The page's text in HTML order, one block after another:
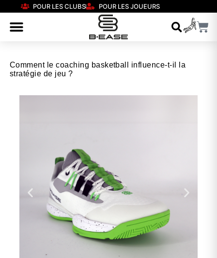
POUR LES CLUBS POUR LES JOUEURS
Comment le coaching basketball influence-t-il la
stratégie de jeu ?